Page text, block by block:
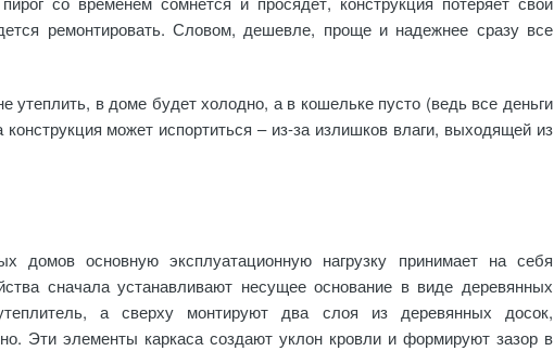
ремонтировать. Словом, дешевле, проще и надежнее сразу все
в доме будет холодно, а в кошельке пусто (ведь все деньги
может испортиться – из-за излишков влаги, выходящей из
домов основную эксплуатационную нагрузку принимает на себя
сначала устанавливают несущее основание в виде деревянных
а сверху монтируют два слоя из деревянных досок,
Эти элементы каркаса создают уклон кровли и формируют зазор в